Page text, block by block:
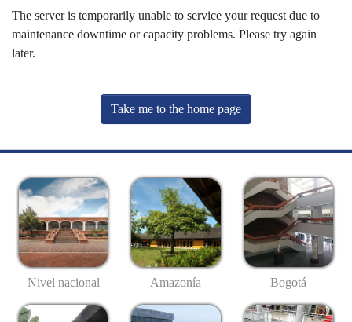
The server is temporarily unable to service your request due to
maintenance downtime or capacity problems. Please try again
later.
Take me to the home page
Nivel nacional Amazonía Bogotá